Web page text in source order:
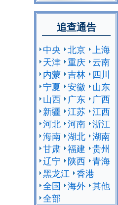
追查通告
中央 北京 上海
天津 重庆 云南
内蒙 吉林
四川
宁夏 安徽
山东
山西
广东
广西
新疆 江苏 江西
河北 河南 浙江
海南 湖北 湖南
甘肃 福建 贵州
辽宁
陕西 青海
黑龙江 香港
全国 海外 其他
全部